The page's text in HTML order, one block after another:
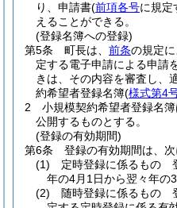
り、申請書(前項各号に規定
えることができる。
(登録名簿への登録)
第5条
町長は、 前条の規定
定する電子申請による申請
きは、その内容を審査し、
約希望者登録名簿(様式第4
2
小規模契約希望者登録名
公開するものとする。
(登録の有効期間)
第6条
登録の有効期間は、次
(1)
定時登録に係るもの
年の4月1日から翌々年の
(2)
随時登録に係るもの